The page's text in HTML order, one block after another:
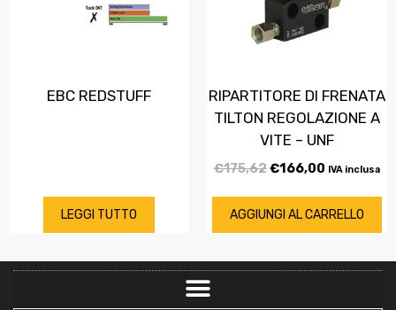
EBC REDSTUFF
LEGGI TUTTO
RIPARTITORE DI FRENATA
TILTON REGOLAZIONE A
VITE – UNF
€175,62€166,00 IVA inclusa
AGGIUNGI AL CARRELLO